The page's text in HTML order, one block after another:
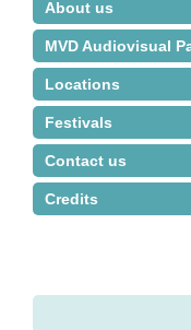
About us
MVD Audiovisual
Locations
Festivals
Contact us
Credits